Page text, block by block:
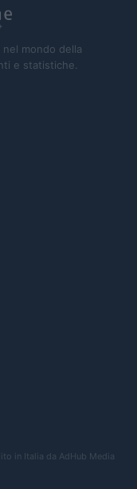
mondo della
e statistiche.
in Italia da AdHub Media